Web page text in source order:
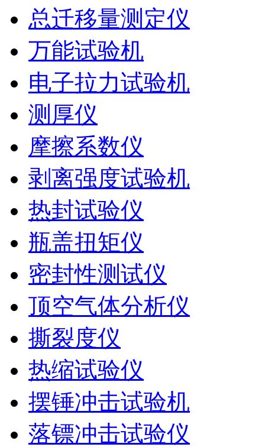
总迁移量测定仪
万能试验机
电子拉力试验机
测厚仪
摩擦系数仪
剥离强度试验机
热封试验仪
瓶盖扭矩仪
密封性测试仪
顶空气体分析仪
撕裂度仪
热缩试验仪
摆锤冲击试验机
落镖冲击试验仪